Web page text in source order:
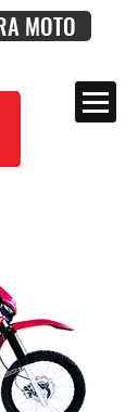
MOTO